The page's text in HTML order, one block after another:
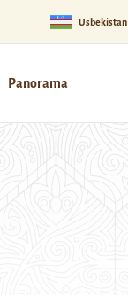
Usbekistan
Panorama